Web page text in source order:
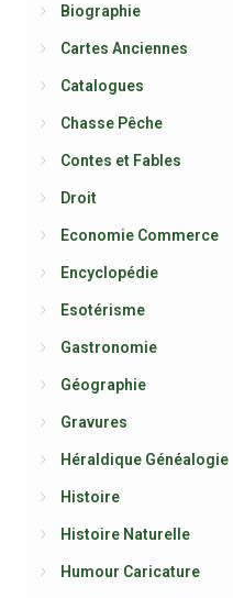
Biographie
Cartes Anciennes
Catalogues
Chasse Pêche
Contes et Fables
Droit
Economie Commerce
Encyclopédie
Esotérisme
Gastronomie
Géographie
Gravures
Héraldique Généalogie
Histoire
Histoire Naturelle
Humour Caricature